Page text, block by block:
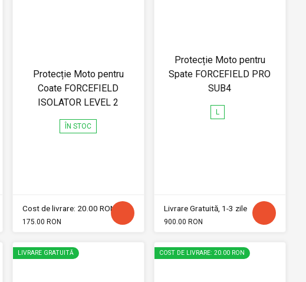
Protecție Moto pentru
Coate FORCEFIELD
ISOLATOR LEVEL 2
ÎN STOC
Cost de livrare: 20.00 RON
175.00 RON
Protecție Moto pentru
Spate FORCEFIELD PRO
SUB4
L
Livrare Gratuită, 1-3 zile
900.00 RON
LIVRARE GRATUITĂ COST DE LIVRARE: 20.00 RON